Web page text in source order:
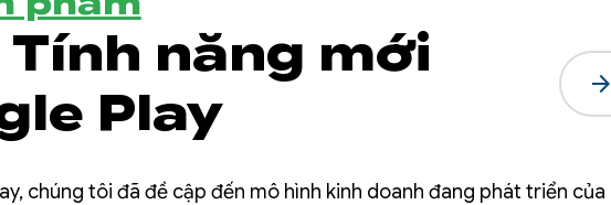
Tính năng mới
Play
arrow_forward
chúng tôi đã đề cập đến mô hình kinh doanh đang phát triển của